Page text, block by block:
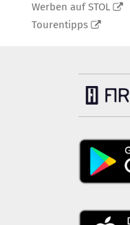
Werben auf STOL
Tourentipps